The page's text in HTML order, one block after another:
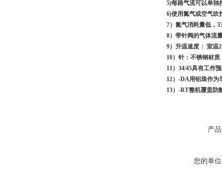
5)每路气流可以单独
6)使用氮气或空气吹
7）氮气消耗量低，
8）带针阀的气体流
9）升温速度： 室温
10）针：不锈钢材
11）34/45具有工作
12）-DA用铝珠作为
13）-RT整机覆盖防
产
您的单